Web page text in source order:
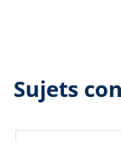
Sujets